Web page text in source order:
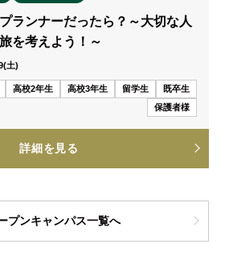
ランナーだったら？～大切な人
を考えよう！～
土)
高校2年生 高校3年生 留学生
既卒生
保護者様
詳細を見る
プンキャンパス一覧へ